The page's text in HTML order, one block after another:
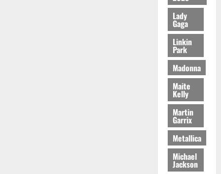
Lady
Gaga
Linkin
Park
Madonna
Maite
Kelly
Martin
Garrix
Metallica
Michael
Jackson